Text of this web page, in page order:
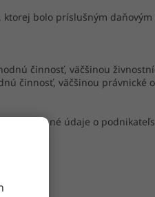
ktorej bolo príslušným
činnosť, väčšinou
činnosť, väčšinou právnické
potrebné údaje o